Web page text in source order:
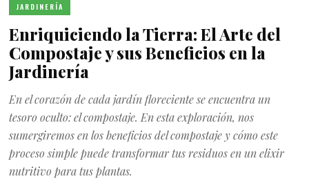
JARDINERÍA
Enriquiciendo la Tierra: El Arte del
Compostaje y sus Beneficios en la
Jardinería
En el corazón de cada jardín floreciente se encuentra un
tesoro oculto: el compostaje. En esta exploración, nos
sumergiremos en los beneficios del compostaje y cómo este
proceso simple puede transformar tus residuos en un elixir
nutritivo para tus plantas.